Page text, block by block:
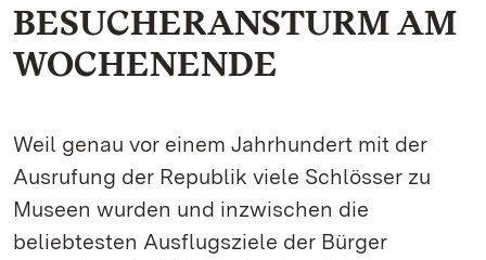
BESUCHERANSTURM AM
WOCHENENDE
Weil genau vor einem Jahrhundert mit der
Ausrufung der Republik viele Schlösser zu
Museen wurden und inzwischen die
beliebtesten Ausflugsziele der Bürger